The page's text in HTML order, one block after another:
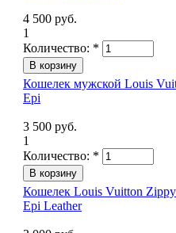
4 500 руб.
1
Количество: *
Кошелек мужской Louis
Epi
3 500 руб.
1
Количество: *
Кошелек Louis Vuitton
Epi Leather